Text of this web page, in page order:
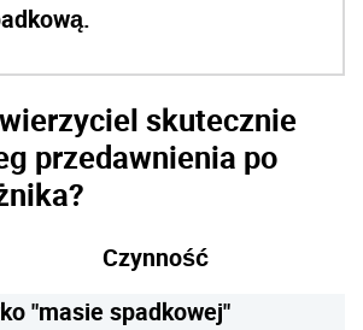
skutecznie
przedawnienia po
Czynność
"masie spadkowej"